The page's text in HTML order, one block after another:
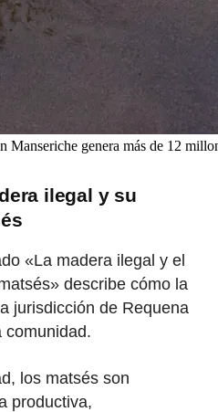
Manseriche genera más de 12
ilegal y su
«La madera ilegal y el
describe cómo la
jurisdicción de Requena
comunidad.
los matsés son
productiva,